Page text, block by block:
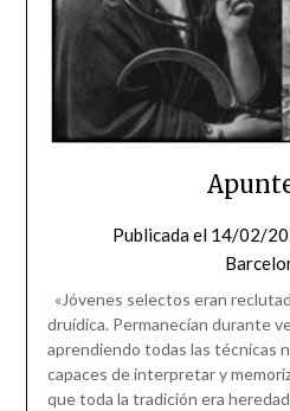
Publicada el 14/02/
«Jóvenes selectos eran
druídica. Permanecían durante
aprendiendo todas las técnicas
capaces de interpretar y
que toda la tradición era